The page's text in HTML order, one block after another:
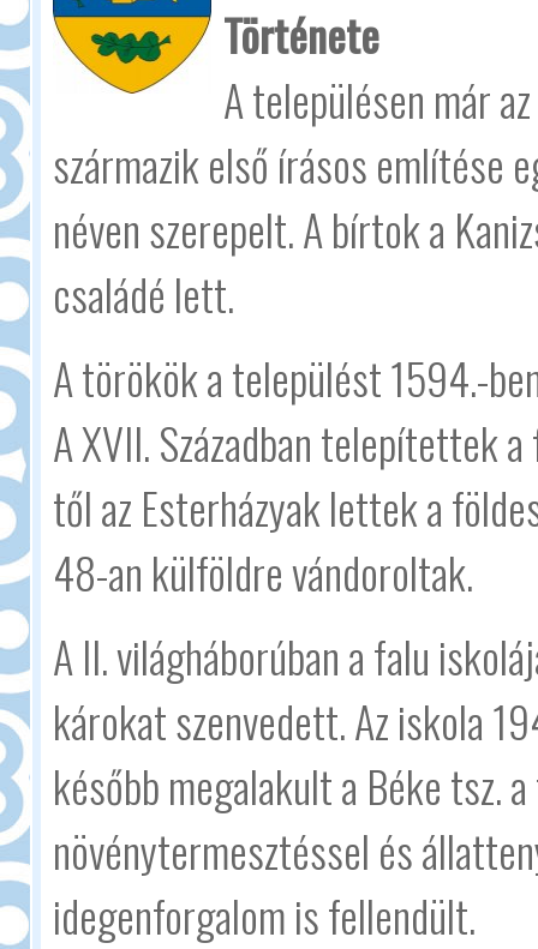
Története
A településen már
származik első írásos említése
néven szerepelt. A bírtok a
családé lett.
A törökök a települést 1594.-
A XVII. Században telepítettek
től az Esterházyak lettek a
48-an külföldre vándoroltak.
A II. világháborúban a falu
károkat szenvedett. Az iskola
később megalakult a Béke tsz.
növénytermesztéssel és
idegenforgalom is fellendült.